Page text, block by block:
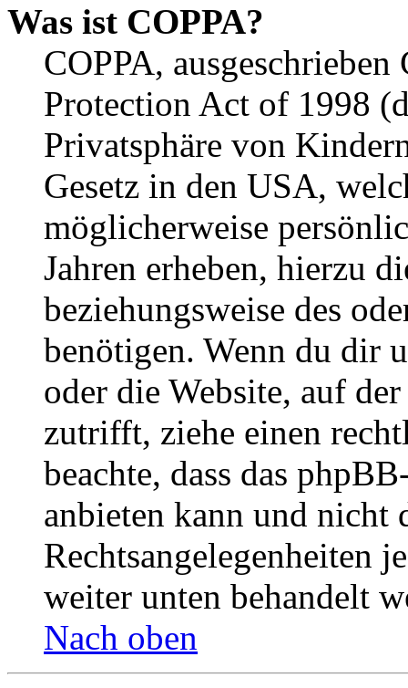
Was ist COPPA?
COPPA,
Protection Act of 1998
Privatsphäre von
Gesetz in den USA,
möglicherweise
Jahren erheben, hierzu
beziehungsweise des
benötigen. Wenn du dir
oder die Website, auf
zutrifft, ziehe einen
beachte, dass das
anbieten kann und nicht
Rechtsangelegenheiten
weiter unten behandelt
Nach oben